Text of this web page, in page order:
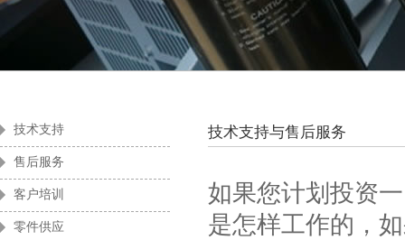
油田钻井台
制造业
酒店及商用楼宇
技术支持
售后服务
客户培训
零件供应
技术支持与售后服务
如果您计划投资
是怎样工作的，